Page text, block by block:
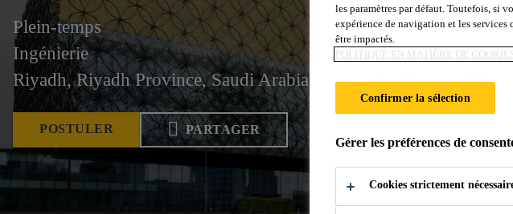
Plein-temps
Ingénierie
Riyadh, Riyadh Province, Saudi Arabia
POSTULER PARTAGER
les paramètres par défaut. Toutefois, si
expérience de navigation et les services
être impactés.
POLITIQUE EN MATIÈRE DE
Confirmer la sélection
Gérer les préférences de
Cookies strictement